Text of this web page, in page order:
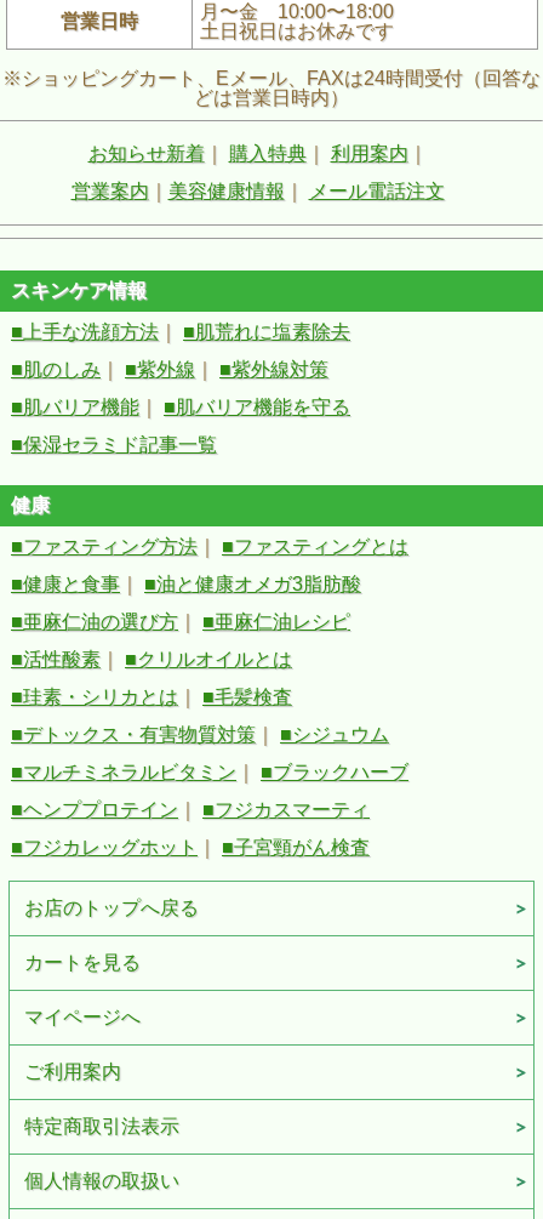
営業日時
月〜金 10:00〜18:00
土日祝日はお休みです
※ショッピングカート、Eメール、FAXは24時間受付（回答な
どは営業日時内）
お知らせ新着｜ 購入特典｜ 利用案内
営業案内
美容健康情報 メール電話注文
スキンケア情報
■上手な洗顔方法
■肌荒れに塩素除去
■肌のしみ
■紫外線
■紫外線対策
■肌バリア機能
■肌バリア機能を守る
■保湿セラミド記事一覧
健康
■ファスティング方法
■ファスティングとは
■健康と食事
■油と健康オメガ3脂肪酸
■亜麻仁油の選び方
■亜麻仁油レシピ
■活性酸素
■クリルオイルとは
■珪素・シリカとは
■毛髪検査
■デトックス・有害物質対策
■シジュウム
■マルチミネラルビタミン
■ブラックハーブ
■ヘンププロテイン
■フジカスマーティ
■フジカレッグホット
■子宮頸がん検査
お店のトップへ戻る
カートを見る
マイページへ
ご利用案内
特定商取引法表示
個人情報の取扱い